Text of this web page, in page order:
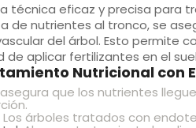
técnica eficaz y precisa para
de nutrientes al tronco, se
del árbol. Esto permite
de aplicar fertilizantes en el
Nutricional con
asegura que los nutrientes
Los árboles tratados con